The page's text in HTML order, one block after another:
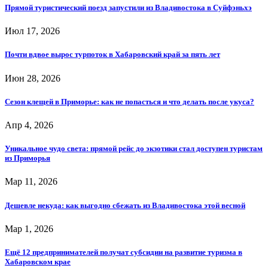
Прямой туристический поезд запустили из Владивостока в Суйфэньхэ
Июл 17, 2026
Почти вдвое вырос турпоток в Хабаровский край за пять лет
Июн 28, 2026
Сезон клещей в Приморье: как не попасться и что делать после укуса?
Апр 4, 2026
Уникальное чудо света: прямой рейс до экзотики стал доступен туристам
из Приморья
Мар 11, 2026
Дешевле некуда: как выгодно сбежать из Владивостока этой весной
Мар 1, 2026
Ещё 12 предпринимателей получат субсидии на развитие туризма в
Хабаровском крае